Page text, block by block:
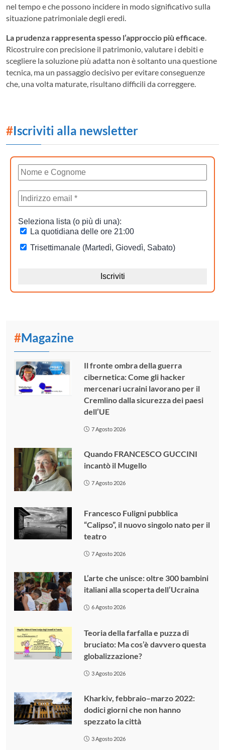
nel tempo e che possono incidere in modo significativo sulla
situazione patrimoniale degli eredi.
La prudenza rappresenta spesso l’approccio più efficace.
Ricostruire con precisione il patrimonio, valutare i debiti e
scegliere la soluzione più adatta non è soltanto una questione
tecnica, ma un passaggio decisivo per evitare conseguenze
che, una volta maturate, risultano difficili da correggere.
#Iscriviti alla newsletter
#Magazine
Il fronte ombra della guerra
cibernetica: Come gli hacker
mercenari ucraini lavorano per il
Cremlino dalla sicurezza dei paesi
dell’UE
7 Agosto 2026
Quando FRANCESCO GUCCINI
incantò il Mugello
7 Agosto 2026
Francesco Fuligni pubblica
“Calipso”, il nuovo singolo nato per il
teatro
7 Agosto 2026
L’arte che unisce: oltre 300 bambini
italiani alla scoperta dell’Ucraina
6 Agosto 2026
Teoria della farfalla e puzza di
bruciato: Ma cos’è davvero questa
globalizzazione?
3 Agosto 2026
Kharkiv, febbraio–marzo 2022:
dodici giorni che non hanno
spezzato la città
3 Agosto 2026